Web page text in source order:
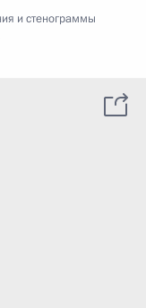
и стенограммы